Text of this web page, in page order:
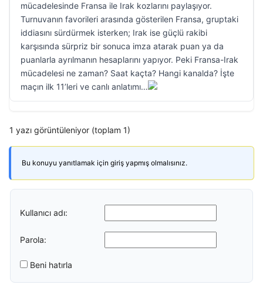
mücadelesinde Fransa ile Irak kozlarını paylaşıyor.
Turnuvanın favorileri arasında gösterilen Fransa, gruptaki
iddiasını sürdürmek isterken; Irak ise güçlü rakibi
karşısında sürpriz bir sonuca imza atarak puan ya da
puanlarla ayrılmanın hesaplarını yapıyor. Peki Fransa-Irak
mücadelesi ne zaman? Saat kaçta? Hangi kanalda? İşte
maçın ilk 11’leri ve canlı anlatımı…
1 yazı görüntüleniyor (toplam 1)
Bu konuyu yanıtlamak için giriş yapmış olmalısınız.
Kullanıcı adı:
Parola:
Beni hatırla